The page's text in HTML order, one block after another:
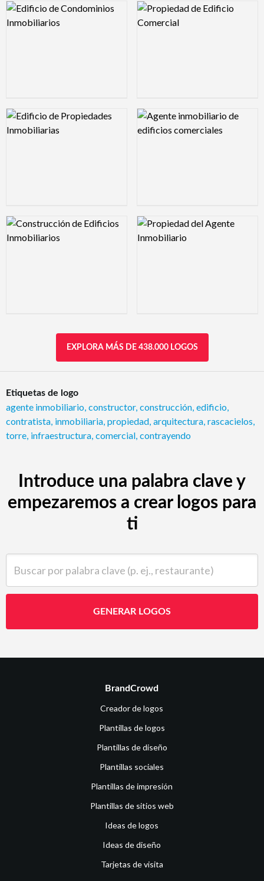
Logo Preview Image Logo Preview Image
Logo Preview Image Logo Preview Image
Logo Preview Image Logo Preview Image
EXPLORA MÁS DE 438.000 LOGOS
Etiquetas de logo
agente inmobiliario constructor, construcción edificio
contratista inmobiliaria propiedad arquitectura rascacielos
torre infraestructura comercial contrayendo
Introduce una palabra clave y
empezaremos a crear logos para
ti
GENERAR LOGOS
BrandCrowd
Creador de logos
Plantillas de logos
Plantillas de diseño
Plantillas sociales
Plantillas de impresión
Plantillas de sitios web
Ideas de logos
Ideas de diseño
Tarjetas de visita